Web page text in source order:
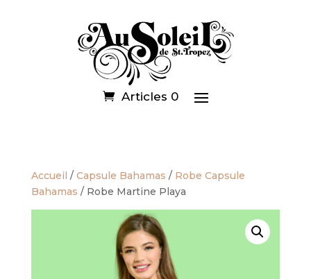
Articles 0
Accueil / Capsule Bahamas / Robe Capsule
Bahamas / Robe Martine Playa